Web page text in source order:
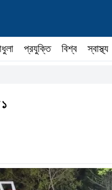
প্রযুক্তি বিশ্ব স্বাস্থ্য